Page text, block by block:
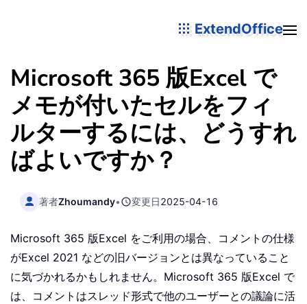
ExtendOffice
Microsoft 365 版Excel で
メモが付いたセルをフィ
ルターするには、どうすれ
ばよいですか？
著者Zhoumandy• 変更日2025-04-16
Microsoft 365 版Excel をご利用の場合、コメントの仕様
がExcel 2021 などの旧バージョンとは異なっていること
に気づかれるかもしれません。Microsoft 365 版Excel で
は、コメントはスレッド形式で他のユーザーとの議論に活